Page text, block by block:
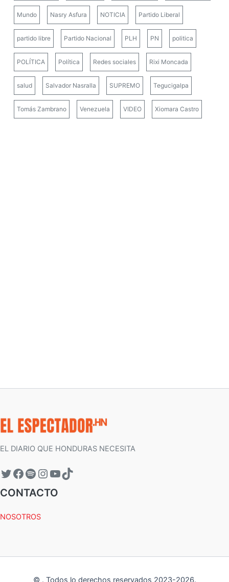
Mundo Nasry Asfura NOTICIA Partido Liberal
partido libre Partido Nacional PLH PN politica
POLÍTICA Política Redes sociales Rixi Moncada
salud Salvador Nasralla SUPREMO Tegucigalpa
Tomás Zambrano Venezuela VIDEO Xiomara Castro
EL DIARIO QUE HONDURAS NECESITA
CONTACTO
NOSOTROS